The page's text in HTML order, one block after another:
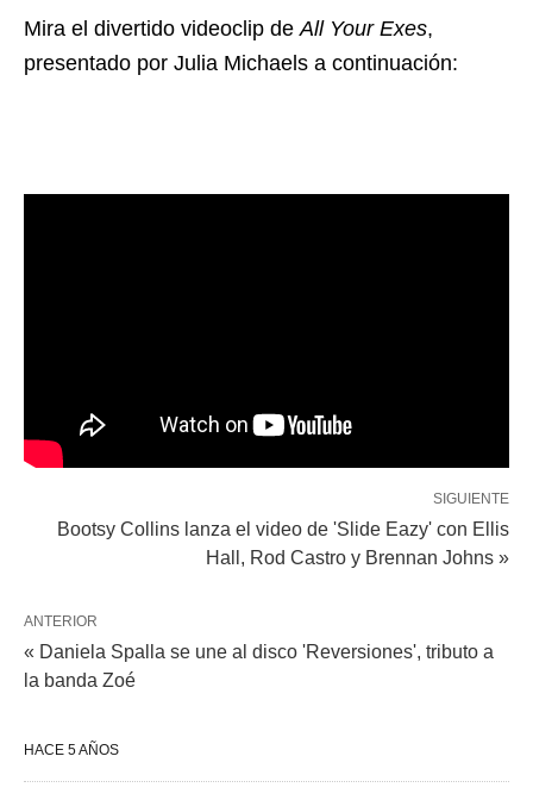
Mira el divertido videoclip deAll Your Exes,
presentado por Julia Michaels a continuación:
SIGUIENTE
Bootsy Collins lanza el video de 'Slide Eazy' con Ellis
Hall, Rod Castro y Brennan Johns »
ANTERIOR
« Daniela Spalla se une al disco 'Reversiones', tributo a
la banda Zoé
HACE 5 AÑOS